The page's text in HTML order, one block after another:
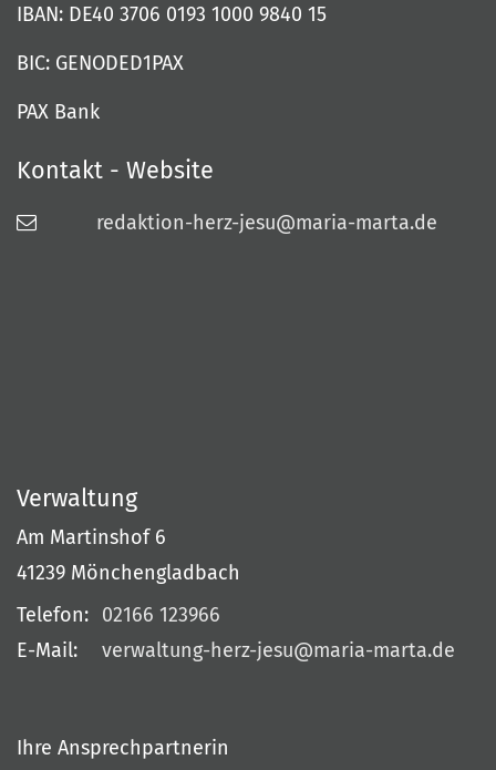
IBAN: DE40 3706 0193 1000 9840 15
BIC: GENODED1PAX
PAX Bank
Kontakt - Website
redaktion-herz-jesu@maria-marta.de
Verwaltung
Am Martinshof 6
41239 Mönchengladbach
Telefon: 02166 123966
E-Mail:
verwaltung-herz-jesu@maria-marta.de
Ihre Ansprechpartnerin